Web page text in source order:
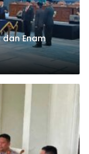
dan Enam